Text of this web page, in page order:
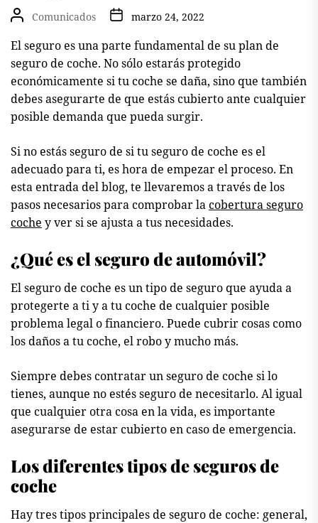
Comunicados marzo 24, 2022
El seguro es una parte fundamental de su plan de
seguro de coche. No sólo estarás protegido
económicamente si tu coche se daña, sino que también
debes asegurarte de que estás cubierto ante cualquier
posible demanda que pueda surgir.
Si no estás seguro de si tu seguro de coche es el
adecuado para ti, es hora de empezar el proceso. En
esta entrada del blog, te llevaremos a través de los
pasos necesarios para comprobar lacobertura seguro
coche y ver si se ajusta a tus necesidades.
¿Qué es el seguro de automóvil?
El seguro de coche es un tipo de seguro que ayuda a
protegerte a ti y a tu coche de cualquier posible
problema legal o financiero. Puede cubrir cosas como
los daños a tu coche, el robo y mucho más.
Siempre debes contratar un seguro de coche si lo
tienes, aunque no estés seguro de necesitarlo. Al igual
que cualquier otra cosa en la vida, es importante
asegurarse de estar cubierto en caso de emergencia.
Los diferentes tipos de seguros de
coche
Hay tres tipos principales de seguro de coche: general,